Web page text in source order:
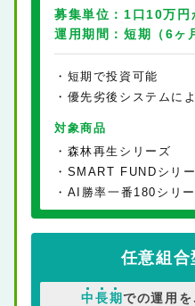
募集単位： 1口10万円
運用期間： 短期（6ヶ
短期で投資可能
優先劣後システムに
対象商品
森林再生シリーズ
SMART FUNDシリ
AI勝率一番180シリ
任意組合
中長期での運用